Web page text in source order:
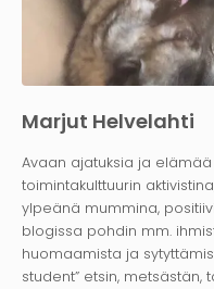
Marjut Helvelahti
Avaan ajatuksia ja
toimintakulttuurin
ylpeänä mummina,
blogissa pohdin mm.
huomaamista ja
student” etsin,